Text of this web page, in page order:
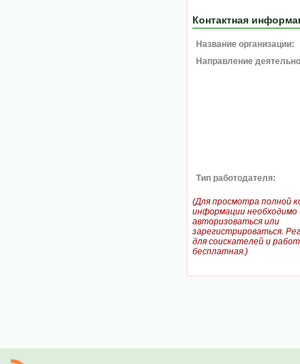
Контактная
Название организации:
Направление
Тип работодателя:
(Для просмотра полной
информации необходимо
авторизоваться или
зарегистрироваться.
для соискателей и
бесплатная.)